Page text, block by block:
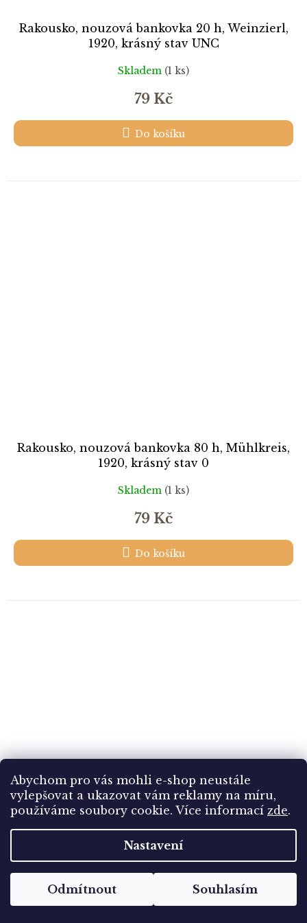
Abychom pro vás mohli e-shop neustále
vylepšovat a ukazovat vám reklamy na míru,
používáme soubory cookie. Více informací zde.
Nastavení
Odmítnout Souhlasím
Rakousko, nouzová bankovka 20 h, Weinzierl,
1920, krásný stav UNC
Skladem (1 ks)
79 Kč
Do košíku
Rakousko, nouzová bankovka 80 h, Mühlkreis,
1920, krásný stav 0
Skladem (1 ks)
79 Kč
Do košíku
1920, krásný stav UNC
Skladem(1 ks)